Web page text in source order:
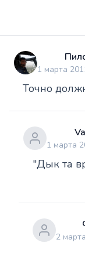
1 марта
Точно
1 марта
"Дык та
2